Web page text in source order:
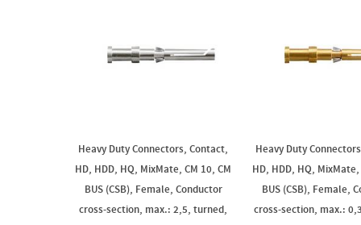
Heavy Duty Connectors, Contact,
HD, HDD, HQ, MixMate, CM 10, CM
BUS (CSB), Female, Conductor
cross-section, max.: 2,5, turned,
Heavy Duty
HD, HDD, HQ, MixMate,
BUS (CSB), Female,
cross-section, max.: